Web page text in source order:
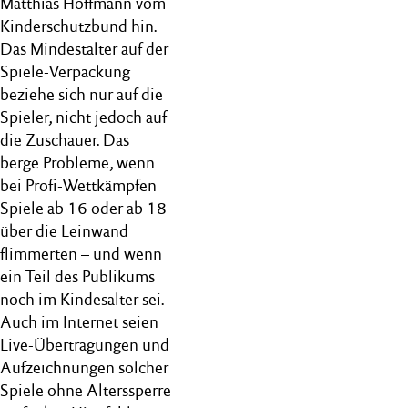
Kinderschutzbund hin.
Das Mindestalter auf der
Spiele-Verpackung
beziehe sich nur auf die
Spieler, nicht jedoch auf
die Zuschauer. Das
berge Probleme, wenn
bei Profi-Wettkämpfen
Spiele ab 16 oder ab 18
über die Leinwand
flimmerten – und wenn
ein Teil des Publikums
noch im Kindesalter sei.
Auch im Internet seien
Live-Übertragungen und
Aufzeichnungen solcher
Spiele ohne Alterssperre